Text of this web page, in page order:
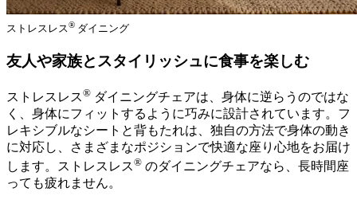
ストレスレス® ダイニング
友人や家族とスタイリッシュに食事を楽しむ
ストレスレス® ダイニングチェアは、身体に逆らうのではな
く、身体にフィットするように巧みに設計されています。フ
レキシブルなシートと背もたれは、独自の方法で身体の動き
に対応し、さまざまなポジションで快適な座り心地をお届け
します。ストレスレス® のダイニングチェアなら、長時間座
っても疲れません。